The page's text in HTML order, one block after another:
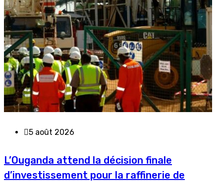
5 août 2026
L’Ouganda attend la décision finale
d’investissement pour la raffinerie de